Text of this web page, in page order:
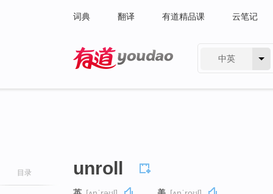
词典 翻译 有道精品课 云笔记
中英
目录 unroll